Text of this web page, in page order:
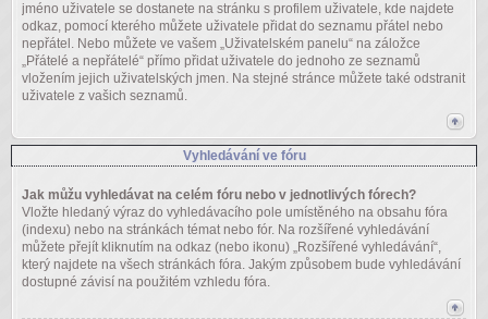
jméno uživatele se dostanete na stránku s profilem uživatele, kde najdete
odkaz, pomocí kterého můžete uživatele přidat do seznamu přátel nebo
nepřátel. Nebo můžete ve vašem „Uživatelském panelu“ na záložce
„Přátelé a nepřátelé“ přímo přidat uživatele do jednoho ze seznamů
vložením jejich uživatelských jmen. Na stejné stránce můžete také odstranit
uživatele z vašich seznamů.
Vyhledávání ve fóru
Jak můžu vyhledávat na celém fóru nebo v jednotlivých fórech?
Vložte hledaný výraz do vyhledávacího pole umístěného na obsahu fóra
(indexu) nebo na stránkách témat nebo fór. Na rozšířené vyhledávání
můžete přejít kliknutím na odkaz (nebo ikonu) „Rozšířené vyhledávání“,
který najdete na všech stránkách fóra. Jakým způsobem bude vyhledávání
dostupné závisí na použitém vzhledu fóra.